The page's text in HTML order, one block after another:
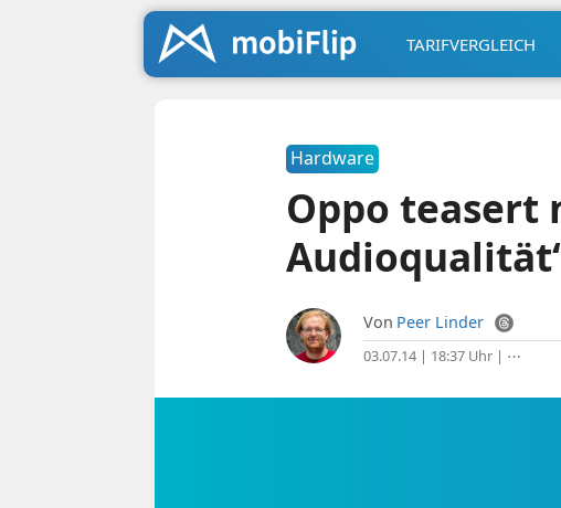
TARIFVERGLEICH
Hardware
Oppo teasert
Von Peer Linder
03.07.14 | 18:37 Uhr| ⋯